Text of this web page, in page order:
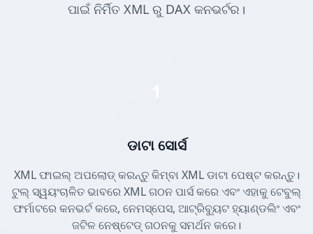
ପାଇଁ ନିର୍ମିତ XML ରୁ DAX କନଭର୍ଟର।
ଡାଟା ସୋର୍ସ
XML ଫାଇଲ୍ ଅପଲୋଡ୍ କରନ୍ତୁ କିମ୍ବା XML ଡାଟା ପେଷ୍ଟ କରନ୍ତୁ।
ଟୁଲ୍ ସ୍ୱୟଂଚାଳିତ ଭାବରେ XML ଗଠନ ପାର୍ସ କରେ ଏବଂ ଏହାକୁ ଟେବୁଲ୍
ଫର୍ମାଟରେ କନଭର୍ଟ କରେ, ନେମସ୍ପେସ, ଆଟ୍ରିବ୍ୟୁଟ ହ୍ୟାଣ୍ଡଲିଂ ଏବଂ
ଜଟିଳ ନେଷ୍ଟେଡ୍ ଗଠନକୁ ସମର୍ଥନ କରେ।